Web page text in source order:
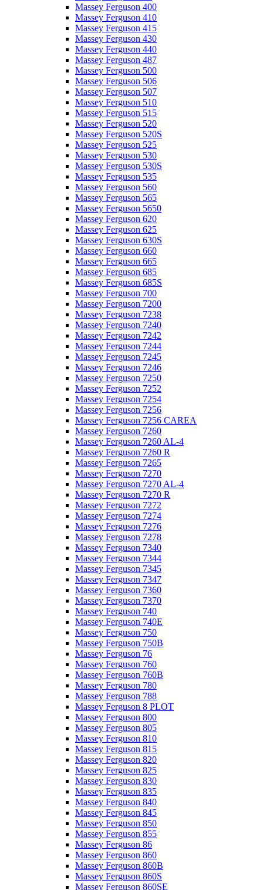
Massey Ferguson 400
Massey Ferguson 410
Massey Ferguson 415
Massey Ferguson 430
Massey Ferguson 440
Massey Ferguson 487
Massey Ferguson 500
Massey Ferguson 506
Massey Ferguson 507
Massey Ferguson 510
Massey Ferguson 515
Massey Ferguson 520
Massey Ferguson 520S
Massey Ferguson 525
Massey Ferguson 530
Massey Ferguson 530S
Massey Ferguson 535
Massey Ferguson 560
Massey Ferguson 565
Massey Ferguson 5650
Massey Ferguson 620
Massey Ferguson 625
Massey Ferguson 630S
Massey Ferguson 660
Massey Ferguson 665
Massey Ferguson 685
Massey Ferguson 685S
Massey Ferguson 700
Massey Ferguson 7200
Massey Ferguson 7238
Massey Ferguson 7240
Massey Ferguson 7242
Massey Ferguson 7244
Massey Ferguson 7245
Massey Ferguson 7246
Massey Ferguson 7250
Massey Ferguson 7252
Massey Ferguson 7254
Massey Ferguson 7256
Massey Ferguson 7256 CAREA
Massey Ferguson 7260
Massey Ferguson 7260 AL-4
Massey Ferguson 7260 R
Massey Ferguson 7265
Massey Ferguson 7270
Massey Ferguson 7270 AL-4
Massey Ferguson 7270 R
Massey Ferguson 7272
Massey Ferguson 7274
Massey Ferguson 7276
Massey Ferguson 7278
Massey Ferguson 7340
Massey Ferguson 7344
Massey Ferguson 7345
Massey Ferguson 7347
Massey Ferguson 7360
Massey Ferguson 7370
Massey Ferguson 740
Massey Ferguson 740E
Massey Ferguson 750
Massey Ferguson 750B
Massey Ferguson 76
Massey Ferguson 760
Massey Ferguson 760B
Massey Ferguson 780
Massey Ferguson 788
Massey Ferguson 8 PLOT
Massey Ferguson 800
Massey Ferguson 805
Massey Ferguson 810
Massey Ferguson 815
Massey Ferguson 820
Massey Ferguson 825
Massey Ferguson 830
Massey Ferguson 835
Massey Ferguson 840
Massey Ferguson 845
Massey Ferguson 850
Massey Ferguson 855
Massey Ferguson 86
Massey Ferguson 860
Massey Ferguson 860B
Massey Ferguson 860S
Massey Ferguson 860SE